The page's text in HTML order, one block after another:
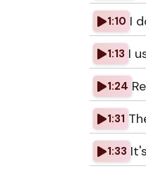
1:10 I
1:13 I
1:24
1:31
1:33